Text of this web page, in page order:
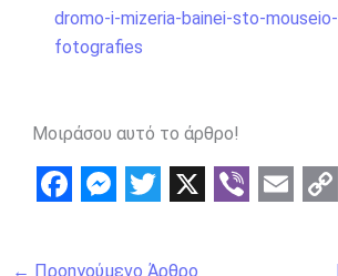
dromo-i-mizeria-bainei-sto-
fotografies
Μοιράσου αυτό το άρθρο!
a
w
← Προηγούμενο Άρθρο